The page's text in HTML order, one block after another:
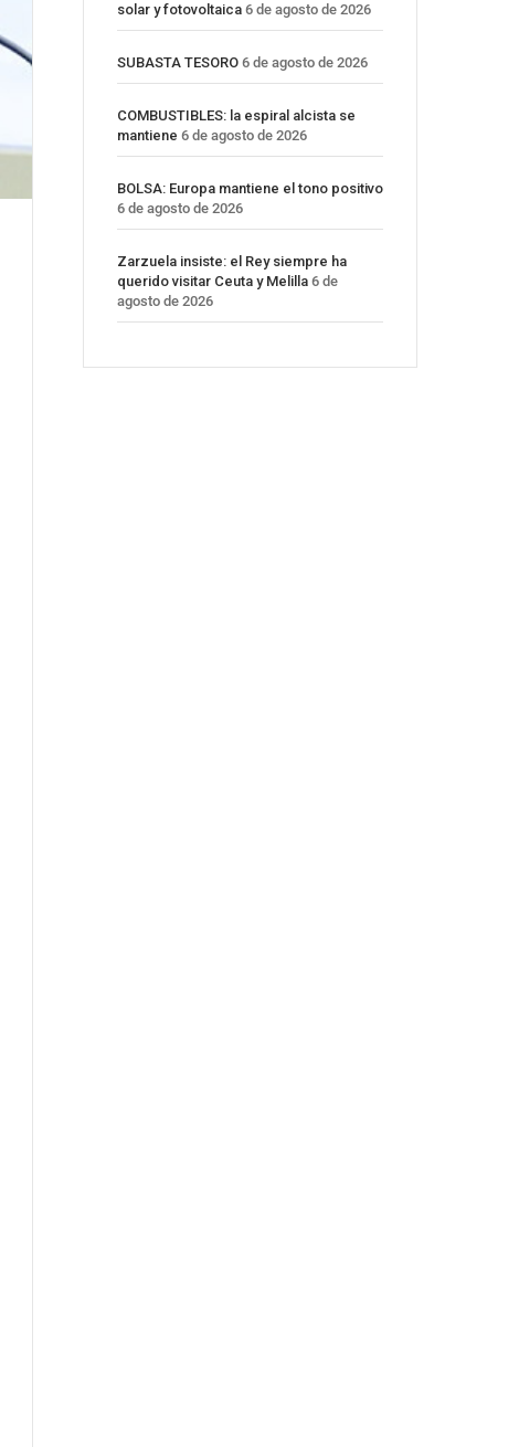
solar y fotovoltaica 6 de agosto de 2026
SUBASTA TESORO 6 de agosto de 2026
COMBUSTIBLES: la espiral alcista se
mantiene 6 de agosto de 2026
BOLSA: Europa mantiene el tono positivo
6 de agosto de 2026
Zarzuela insiste: el Rey siempre ha
querido visitar Ceuta y Melilla 6 de
agosto de 2026